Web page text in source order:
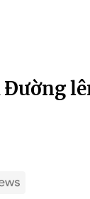
Đường